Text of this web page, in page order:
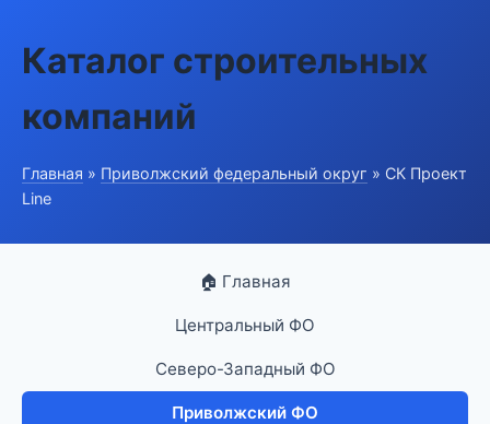
Каталог строительных
компаний
Главная » Приволжский федеральный округ » СК Проект
Line
🏠 Главная
Центральный ФО
Северо-Западный ФО
Приволжский ФО